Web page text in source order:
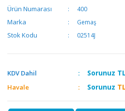
Ürün Numarası 400
Marka Gemaş
Stok Kodu 02514J
KDV Dahil Sorunuz TL
Havale Sorunuz